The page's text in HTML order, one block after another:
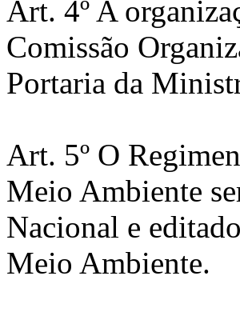
Art. 4º A
Comissão
Portaria da
Art. 5º O
Meio Ambiente
Nacional e
Meio Ambiente.